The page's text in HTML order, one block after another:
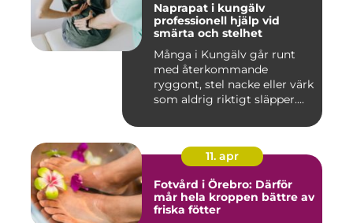
Naprapat i kungälv
professionell hjälp vid
smärta och stelhet
Många i Kungälv går runt
med återkommande
ryggont, stel nacke eller värk
som aldrig riktigt släpper....
11. apr
Fotvård i Örebro: Därför
mår hela kroppen bättre av
friska fötter